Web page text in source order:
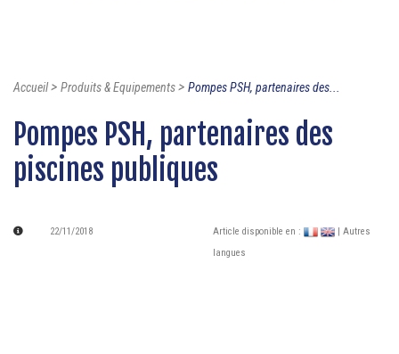
Accueil> Produits & Equipements> Pompes PSH, partenaires des...
Pompes PSH, partenaires des
piscines publiques
22/11/2018 Article disponible en :
| Autres
langues